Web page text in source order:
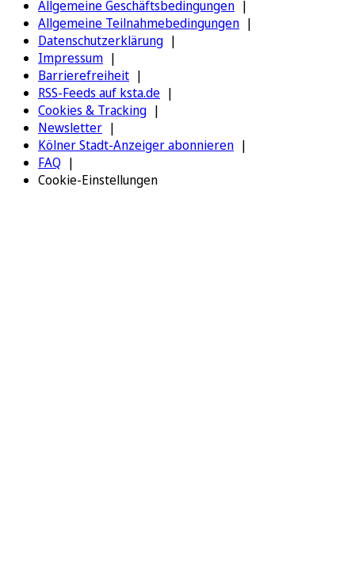
Allgemeine Geschäftsbedingungen
Allgemeine Teilnahmebedingungen
Datenschutzerklärung
Impressum
Barrierefreiheit
RSS-Feeds auf ksta.de
Cookies & Tracking
Newsletter
Kölner Stadt-Anzeiger abonnieren
FAQ
Cookie-Einstellungen